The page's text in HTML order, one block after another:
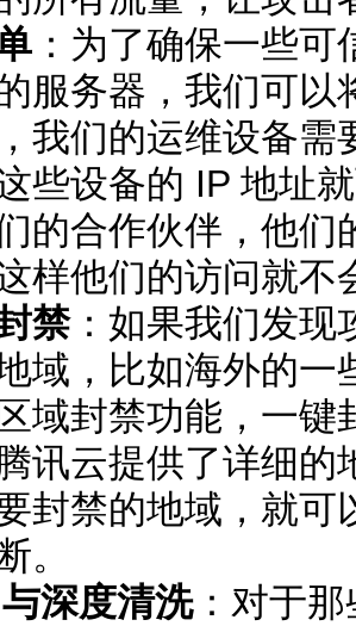
：为了确保一些
服务器，我们可以
我们的运维设备
些设备的 IP 地址
的合作伙伴，他们
样他们的访问就不
禁：如果我们发现
域，比如海外的一
域封禁功能，一键
讯云提供了详细的
封禁的地域，就可
。
深度清洗：对于